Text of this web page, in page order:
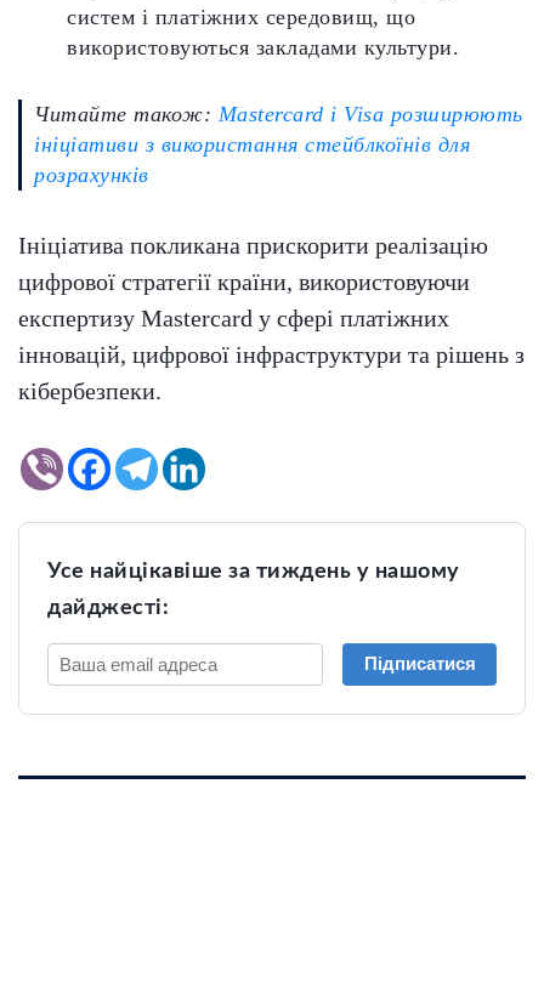
систем і платіжних середовищ, що
використовуються закладами культури.
Читайте також: Mastercard і Visa розширюють
ініціативи з використання стейблкоїнів для
розрахунків
Ініціатива покликана прискорити реалізацію
цифрової стратегії країни, використовуючи
експертизу Mastercard у сфері платіжних
інновацій, цифрової інфраструктури та рішень з
кібербезпеки.
Усе найцікавіше за тиждень у нашому
дайджесті:
Підписатися